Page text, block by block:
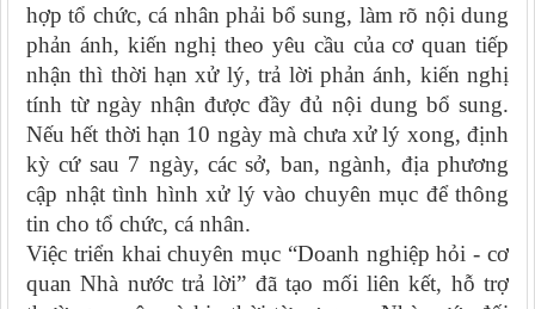
hợp tổ chức, cá nhân phải bổ sung, làm rõ nội dung
phản ánh, kiến nghị theo yêu cầu của cơ quan tiếp
nhận thì thời hạn xử lý, trả lời phản ánh, kiến nghị
tính từ ngày nhận được đầy đủ nội dung bổ sung.
Nếu hết thời hạn 10 ngày mà chưa xử lý xong, định
kỳ cứ sau 7 ngày, các sở, ban, ngành, địa phương
cập nhật tình hình xử lý vào chuyên mục để thông
tin cho tổ chức, cá nhân.
Việc triển khai chuyên mục “Doanh nghiệp hỏi - cơ
quan Nhà nước trả lời” đã tạo mối liên kết, hỗ trợ